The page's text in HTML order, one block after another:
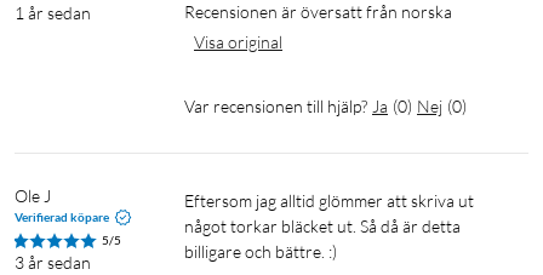
1 år sedan
Recensionen är översatt från norska
Visa original
Var recensionen till hjälp? Ja (0) Nej (0)
Ole J
Verifierad köpare
5/5
3 år sedan
Eftersom jag alltid glömmer att skriva ut
något torkar bläcket ut. Så då är detta
billigare och bättre. :)